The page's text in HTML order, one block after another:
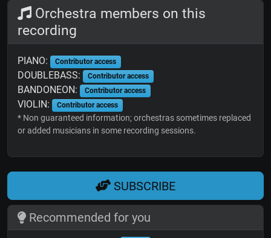
Orchestra members on this
recording
PIANO: Contributor access
DOUBLEBASS: Contributor access
BANDONEON: Contributor access
VIOLIN: Contributor access
* Non guaranteed information; orchestras sometimes replaced
or added musicians in some recording sessions.
SUBSCRIBE
Recommended for you